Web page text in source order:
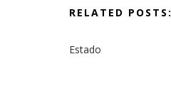
RELATED POSTS:
Estado